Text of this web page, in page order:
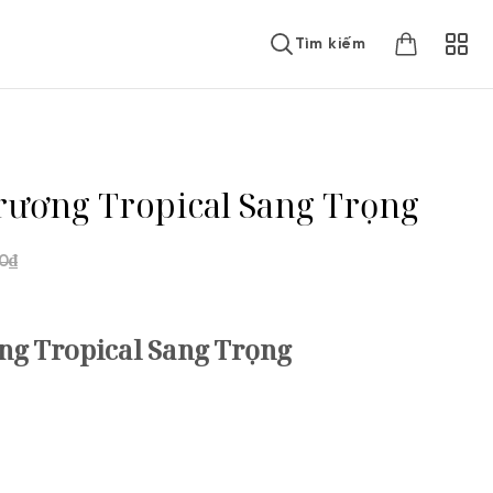
Tìm kiếm
Tropical Sang Trọng
₫
Tropical Sang Trọng